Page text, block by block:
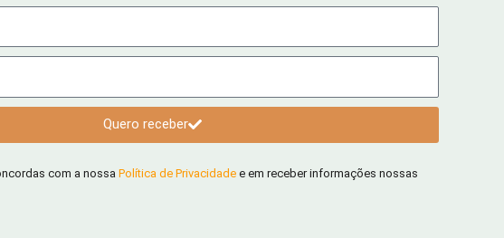
Quero receber
com a nossa Política de Privacidade e em receber informações nossas